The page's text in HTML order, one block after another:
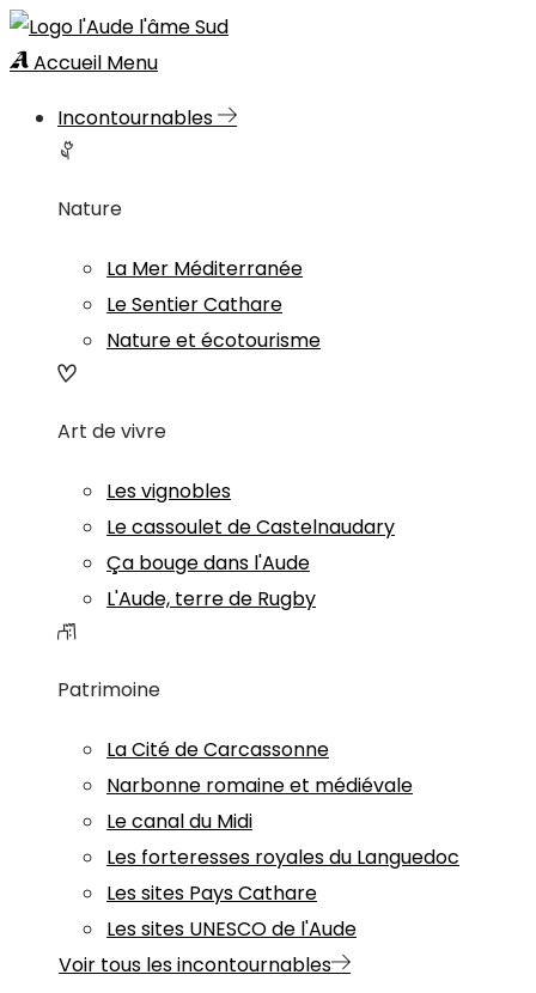
Accueil Menu
Incontournables
Nature
La Mer Méditerranée
Le Sentier Cathare
Nature et écotourisme
Art de vivre
Les vignobles
Le cassoulet de Castelnaudary
Ça bouge dans l'Aude
L'Aude, terre de Rugby
Patrimoine
La Cité de Carcassonne
Narbonne romaine et médiévale
Le canal du Midi
Les forteresses royales du Languedoc
Les sites Pays Cathare
Les sites UNESCO de l'Aude
Voir tous les incontournables